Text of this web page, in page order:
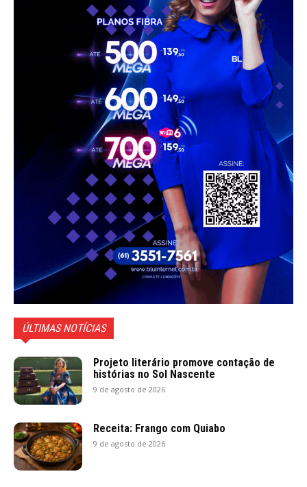
ÚLTIMAS NOTÍCIAS
Projeto literário promove contação de
histórias no Sol Nascente
9 de agosto de 2026
Receita: Frango com Quiabo
9 de agosto de 2026